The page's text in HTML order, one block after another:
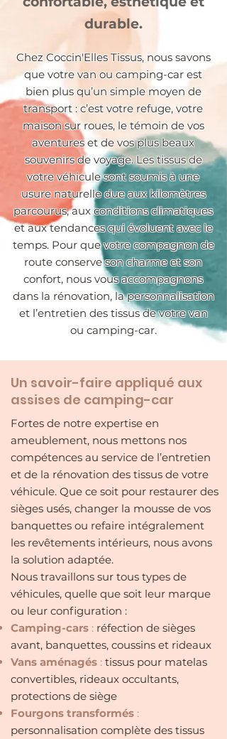
durable.
Chez Coccin'Elles Tissus, nous savons
que votre van ou camping-car est
bien plus qu’un simple moyen de
transport : c’est votre refuge, votre
maison sur roues, le témoin de vos
aventures et de vos plus beaux
souvenirs de voyage. Les tissus de
votre véhicule sont soumis à une
usure naturelle due aux kilomètres
parcourus, aux conditions climatiques
et aux tendances qui évoluent avec le
temps. Pour que votre compagnon de
route conserve son charme et son
confort, nous vous accompagnons
dans la rénovation, la personnalisation
et l’entretien des tissus de votre van
ou camping-car.
Un savoir-faire appliqué aux
assises de camping-car
Fortes de notre expertise en
ameublement, nous mettons nos
compétences au service de l’entretien
et de la rénovation des tissus de votre
véhicule. Que ce soit pour restaurer des
sièges usés, changer la mousse de vos
banquettes ou refaire intégralement
les revêtements intérieurs, nous avons
la solution adaptée.
Nous travaillons sur tous types de
véhicules, quelle que soit leur marque
ou leur configuration :
Camping-cars : réfection de sièges
avant, banquettes, coussins et rideaux
Vans aménagés : tissus pour matelas
convertibles, rideaux occultants,
protections de siège
Fourgons transformés :
personnalisation complète des tissus